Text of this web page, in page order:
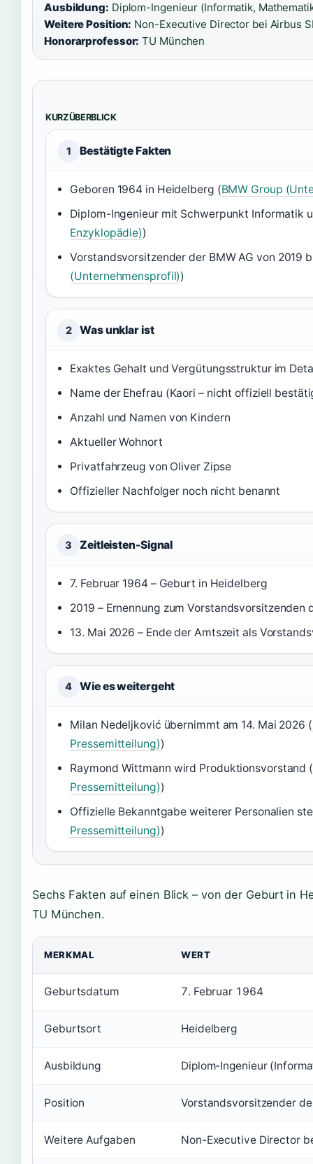
Ausbildung: Diplom-Ingenieur (Informatik,
Weitere Position: Non-Executive Director bei Airbus
Honorarprofessor: TU München
KURZÜBERBLICK
1 Bestätigte Fakten
Geboren 1964 in Heidelberg (BMW Group
Diplom-Ingenieur mit Schwerpunkt Informatik
Enzyklopädie))
Vorstandsvorsitzender der BMW AG von 2019
(Unternehmensprofil))
2 Was unklar ist
Exaktes Gehalt und Vergütungsstruktur im
Name der Ehefrau (Kaori – nicht offiziell
Anzahl und Namen von Kindern
Aktueller Wohnort
Privatfahrzeug von Oliver Zipse
Offizieller Nachfolger noch nicht benannt
3 Zeitleisten-Signal
7. Februar 1964 – Geburt in Heidelberg
2019 – Ernennung zum Vorstandsvorsitzenden
13. Mai 2026 – Ende der Amtszeit als
4 Wie es weitergeht
Milan Nedeljković übernimmt am 14. Mai 2026 (
Pressemitteilung))
Raymond Wittmann wird Produktionsvorstand (
Pressemitteilung))
Offizielle Bekanntgabe weiterer Personalien
Pressemitteilung))
Sechs Fakten auf einen Blick – von der Geburt in
TU München.
MERKMAL WERT
Geburtsdatum 7. Februar 1964
Geburtsort Heidelberg
Ausbildung Diplom-Ingenieur
Position Vorstandsvorsitzender
Weitere Aufgaben Non-Executive Director